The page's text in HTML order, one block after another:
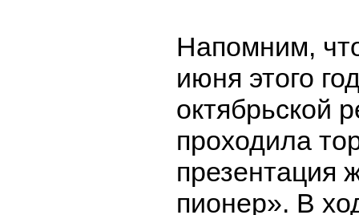
Напомним,
июня этого
октябрьской
проходила
презентация
пионер». В